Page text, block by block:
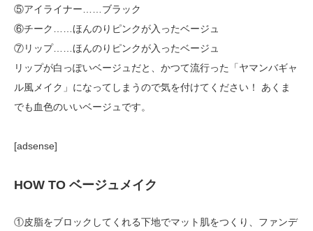
⑤アイライナー……ブラック
⑥チーク……ほんのりピンクが入ったベージュ
⑦リップ……ほんのりピンクが入ったベージュ
リップが白っぽいベージュだと、かつて流行った「ヤマンバギャ
ル風メイク」になってしまうので気を付けてください！ あくま
でも血色のいいベージュです。
[adsense]
HOW TO ベージュメイク
①皮脂をブロックしてくれる下地でマット肌をつくり、ファンデ